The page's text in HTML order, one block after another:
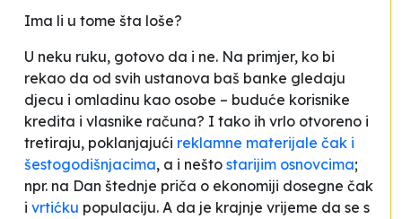
Ima li u tome šta loše?
U neku ruku, gotovo da i ne. Na primjer, ko bi
rekao da od svih ustanova baš banke gledaju
djecu i omladinu kao osobe – buduće korisnike
kredita i vlasnike računa? I tako ih vrlo otvoreno i
tretiraju, poklanjajući reklamne materijale čak i
šestogodišnjacima, a i nešto starijim osnovcima;
npr. na Dan štednje priča o ekonomiji dosegne čak
i vrtićku populaciju. A da je krajnje vrijeme da se s